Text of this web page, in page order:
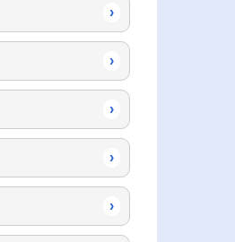
›
›
›
›
›